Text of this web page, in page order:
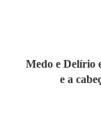
Medo e Delírio
e a